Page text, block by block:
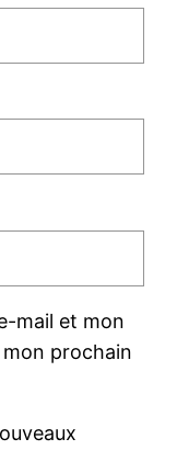
mail et mon
prochain